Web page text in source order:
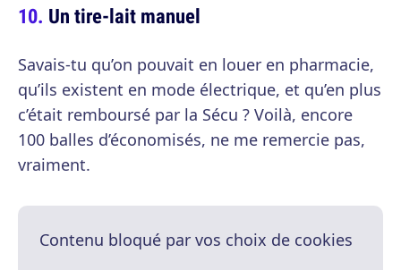
Un tire-lait manuel
Savais-tu qu’on pouvait en louer en pharmacie,
qu’ils existent en mode électrique, et qu’en plus
c’était remboursé par la Sécu ? Voilà, encore
100 balles d’économisés, ne me remercie pas,
vraiment.
Contenu bloqué par vos choix de cookies